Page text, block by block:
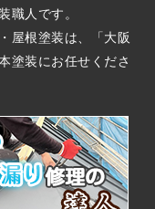
職人です。
屋根塗装は、「大阪
塗装にお任せくださ